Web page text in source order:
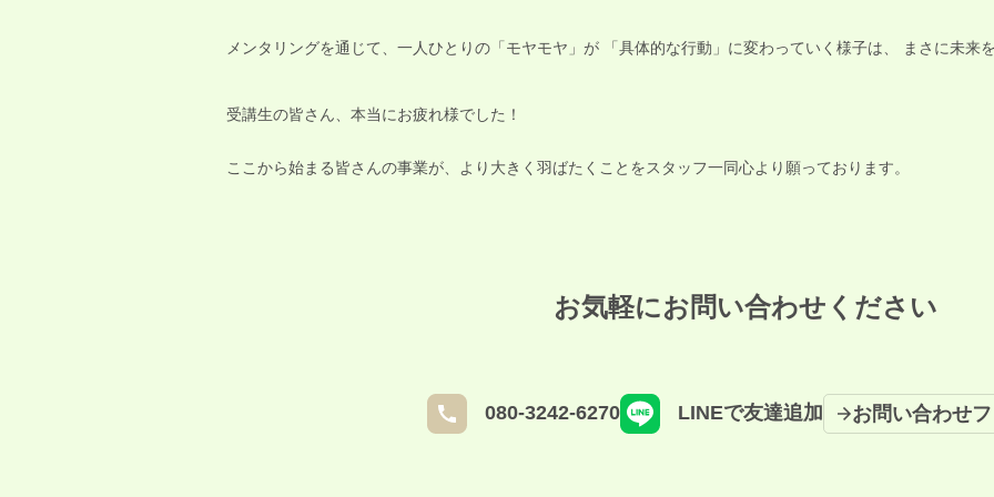
メンタリングを通じて、一人ひとりの「モヤモヤ」が 「具体的な行動」に変わっていく様子は、 まさに未来
受講生の皆さん、本当にお疲れ様でした！
ここから始まる皆さんの事業が、より大きく羽ばたくことをスタッフ一同心より願っております。
お気軽にお問い合わせください
080-3242-6270 LINEで友達追加 お問い合わせ